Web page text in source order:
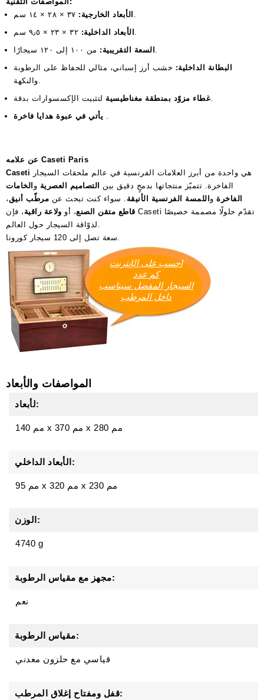
الأبعاد الخارجية: ٣٧ × ٢٨ × ١٤ سم.
الأبعاد الداخلية: ٣٢ × ٢٣ × ٩٫٥ سم.
السعة التقريبية: من ١٠٠ إلى ١٢٠ سيجارًا.
البطانة الداخلية: خشب أرز إسباني، مثالي للحفاظ على الرطوبة
والنكهة.
غطاء مزوّد بمنطقة مغناطيسيةلتثبيت الإكسسوارات بدقة.
يأتي في عبوة هدايا فاخرة .
عن علامه Caseti Paris
Caseti
الفاخرة. تتميّز منتجاتها بدمجٍ دقيق بين
التصاميم العصرية و الخامات
الفاخرة و اللمسة الفرنسية الأنيقة . سواء كنت تبحث عن مرطّب أنيق،
قاطع متقن الصنع، أو ولاعة راقية ، فإن Caseti تقدّم حلولًا مصممة خصيصًا
لذوّاقة السيجار حول العالم.
سعة تصل إلى 120 سيجار كورونا.
احسب على الإنترنت
كم عدد
السيجار المفضل سيناسب
داخل المرطب
المواصفات والأبعاد
لأبعاد:
140 مم x 370 مم x 280 مم
الأبعاد الداخلي:
95 مم x 320 مم x 230 مم
الوزن:
4740 g
مجهز مع مقياس الرطوبة:
نعم
مقياس الرطوبة:
قياسي مع حلزون معدني
قفل ومفتاح إغلاق المرطب: